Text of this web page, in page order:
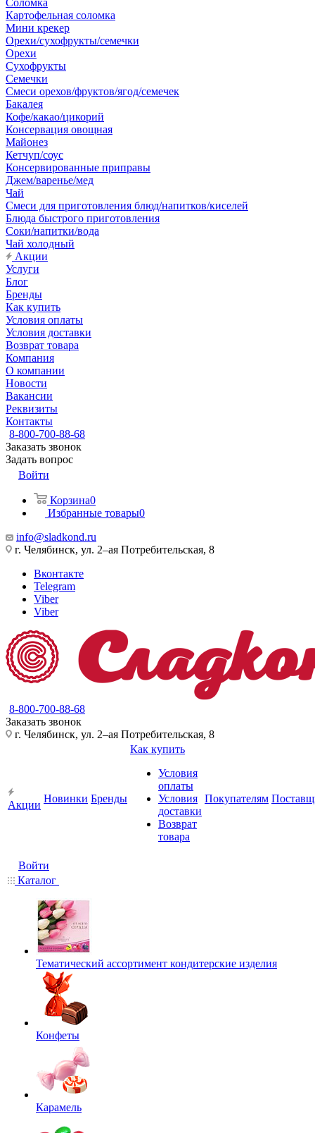
Соломка
Картофельная соломка
Мини крекер
Орехи/сухофрукты/семечки
Орехи
Сухофрукты
Семечки
Смеси орехов/фруктов/ягод/семечек
Бакалея
Кофе/какао/цикорий
Консервация овощная
Майонез
Кетчуп/соус
Консервированные приправы
Джем/варенье/мед
Чай
Смеси для приготовления блюд/напитков/киселей
Блюда быстрого приготовления
Соки/напитки/вода
Чай холодный
Акции
Услуги
Блог
Бренды
Как купить
Условия оплаты
Условия доставки
Возврат товара
Компания
О компании
Новости
Вакансии
Реквизиты
Контакты
8-800-700-88-68
Заказать звонок
Задать вопрос
Войти
Корзина0
Избранные товары0
info@sladkond.ru
г. Челябинск, ул. 2–ая Потребительская, 8
Вконтакте
Telegram
Viber
Viber
8-800-700-88-68
Заказать звонок
г. Челябинск, ул. 2–ая Потребительская, 8
Акции
Новинки Бренды
Как купить
Условия
оплаты
Условия
доставки
Возврат
товара
Покупателям
Войти
Каталог
Тематический ассортимент кондитерские изделия
Конфеты
Карамель